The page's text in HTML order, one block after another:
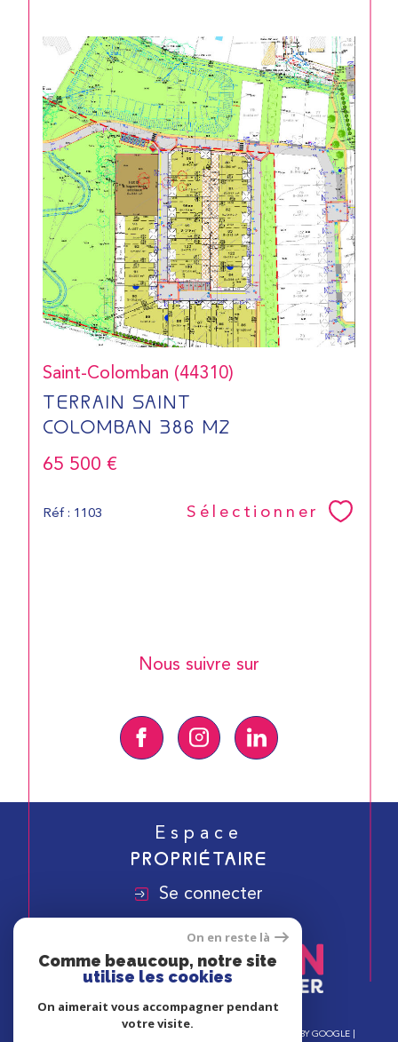
Saint-Colomban (44310)
TERRAIN SAINT
COLOMBAN 386 M2
65 500 €
Réf : 1103 Sélectionner
Nous suivre sur
Espace
PROPRIÉTAIRE
Se connecter
© 2026 | TOUS DROITS RÉSERVÉS | TRADUCTION POWERED BY GOOGLE |
On en reste là
Comme beaucoup, notre site
utilise les cookies
On aimerait vous accompagner pendant
votre visite.